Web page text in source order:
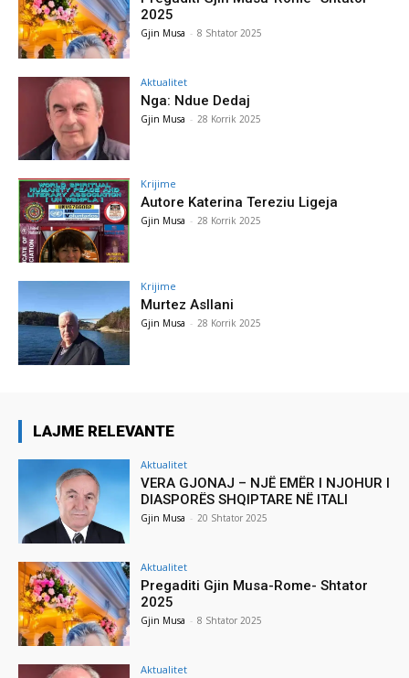
2025
Gjin Musa - 8 Shtator 2025
Aktualitet
Nga: Ndue Dedaj
Gjin Musa - 28 Korrik 2025
Krijime
Autore Katerina Tereziu Ligeja
Gjin Musa - 28 Korrik 2025
Krijime
Murtez Asllani
Gjin Musa - 28 Korrik 2025
LAJME RELEVANTE
Aktualitet
VERA GJONAJ – NJË EMËR I NJOHUR I
DIASPORËS SHQIPTARE NË ITALI
Gjin Musa - 20 Shtator 2025
Aktualitet
Pregaditi Gjin Musa-Rome- Shtator
2025
Gjin Musa - 8 Shtator 2025
Aktualitet